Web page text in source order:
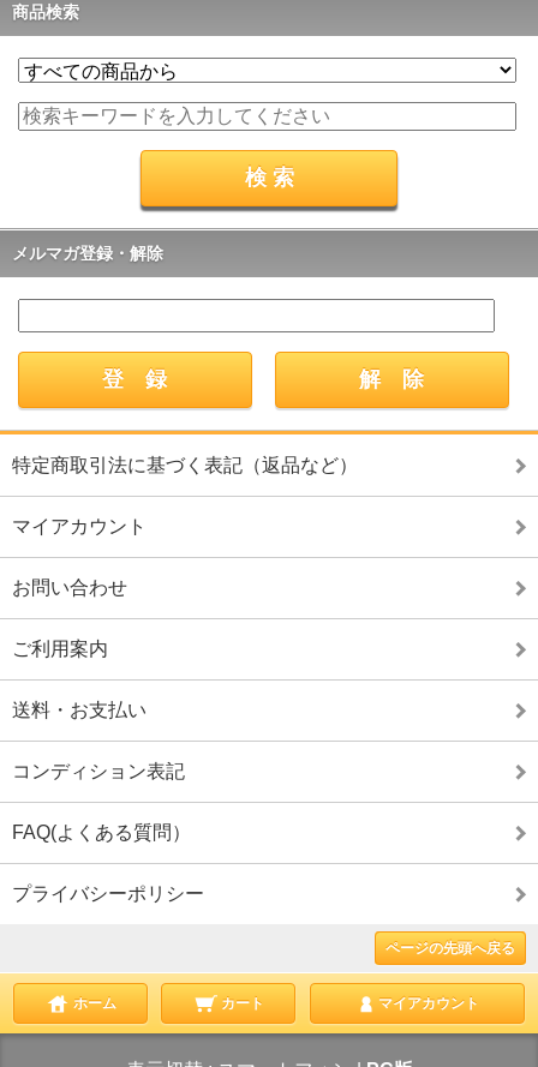
商品検索
メルマガ登録・解除
特定商取引法に基づく表記（返品など）
マイアカウント
お問い合わせ
ご利用案内
送料・お支払い
コンディション表記
FAQ(よくある質問）
プライバシーポリシー
ページの先頭へ戻る
ホーム カート マイアカウント